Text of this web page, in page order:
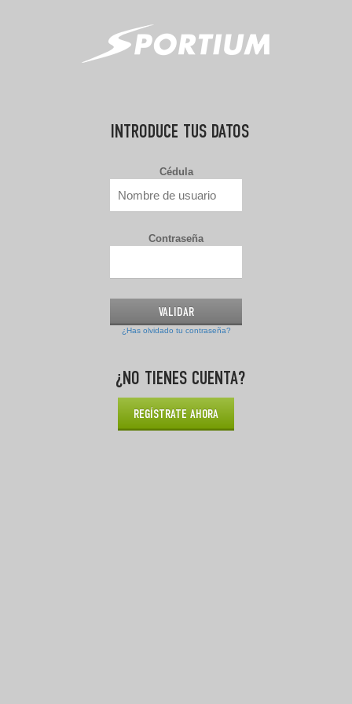
INTRODUCE TUS DATOS
Cédula
Contraseña
¿Has olvidado tu contraseña?
¿NO TIENES CUENTA?
REGÍSTRATE AHORA